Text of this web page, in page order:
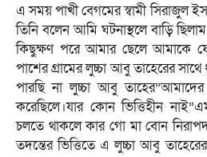
এ সময় পাখী বেগমের স্বামী সিরাজুল
তিনি বলেন আমি ঘটনাস্থলে বাড়ি
কিছুক্ষণ পরে আমার ছেলে আমাকে
পাশের গ্রামের লুচ্চা আবু তাহেরের
পারছি না লুচ্চা আবু তাহের”আমাদের
করেছিলে।যার কোন ভিত্তিহীন
চলতে থাকলে কার গো মা বোন
তদন্তের ভিত্তিতে এ লুচ্চা আবু